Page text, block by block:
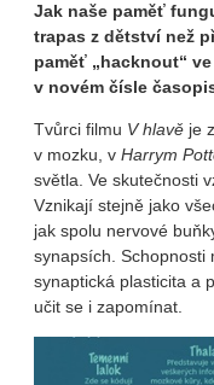
Jak naše paměť
trapas z dětství než
paměť „hacknout“
v novém čísle
Tvůrci filmu V hlavě je
v mozku, v Harrym
světla. Ve skutečnosti
Vznikají stejně jako
jak spolu nervové
synapsích. Schopnosti
synaptická plasticita a
učit se i zapomínat.